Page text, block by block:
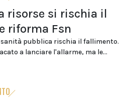
risorse si rischia il
riforma Fsn
pubblica rischia il fallimento.
a lanciare l'allarme, ma le...